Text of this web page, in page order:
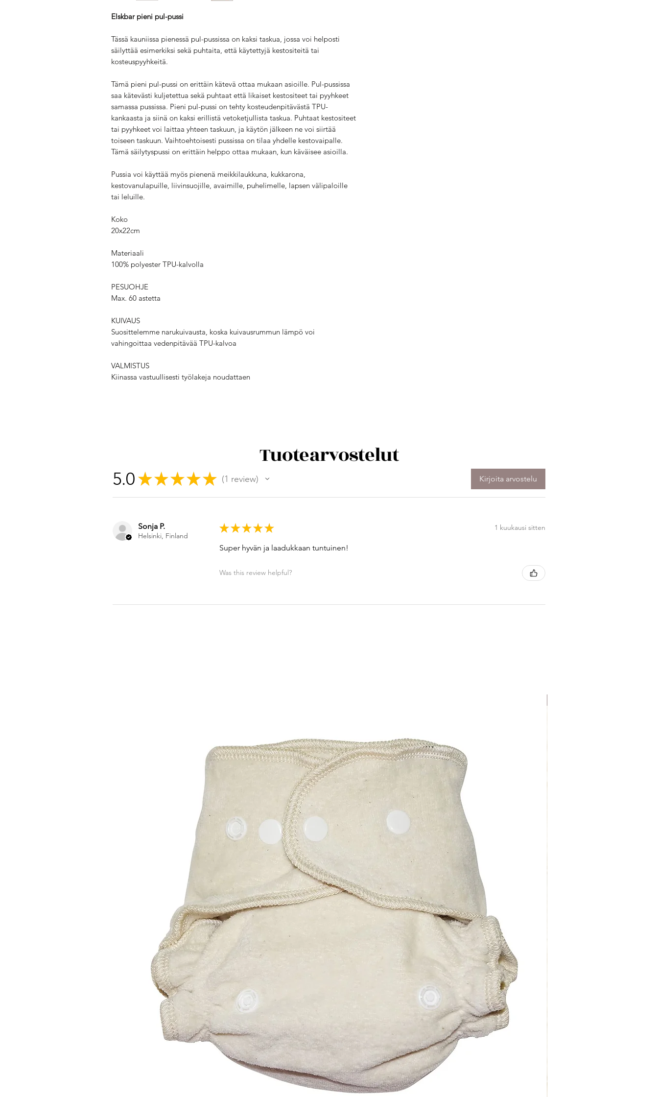
Elskbar pieni pul-pussi
Tässä kauniissa pienessä pul-pussissa on kaksi taskua, jossa voi helposti
säilyttää esimerkiksi sekä puhtaita, että käytettyjä kestositeitä tai
kosteuspyyhkeitä.
Tämä pieni pul-pussi on erittäin kätevä ottaa mukaan asioille. Pul-pussissa
saa kätevästi kuljetettua sekä puhtaat että likaiset kestositeet tai pyyhkeet
samassa pussissa. Pieni pul-pussi on tehty kosteudenpitävästä TPU-
kankaasta ja siinä on kaksi erillistä vetoketjullista taskua. Puhtaat kestositeet
tai pyyhkeet voi laittaa yhteen taskuun, ja käytön jälkeen ne voi siirtää
toiseen taskuun. Vaihtoehtoisesti pussissa on tilaa yhdelle kestovaipalle.
Tämä säilytyspussi on erittäin helppo ottaa mukaan, kun käväisee asioilla.
Pussia voi käyttää myös pienenä meikkilaukkuna, kukkarona,
kestovanulapuille, liivinsuojille, avaimille, puhelimelle, lapsen välipaloille
tai leluille.
Koko
20x22cm
Materiaali
100% polyester TPU-kalvolla
PESUOHJE
Max. 60 astetta
KUIVAUS
Suosittelemme narukuivausta, koska kuivausrummun lämpö voi
vahingoittaa vedenpitävää TPU-kalvoa
VALMISTUS
Kiinassa vastuullisesti työlakeja noudattaen
Tuotearvostelut
5.0 ★ ★ ★ ★ ★ 1 review
1 Kirjoita arvostelu
Sonja P.
Helsinki, Finland
★ ★ ★ ★ ★ 1 kuukausi sitten
Super hyvän ja laadukkaan tuntuinen!
Was this review helpful?